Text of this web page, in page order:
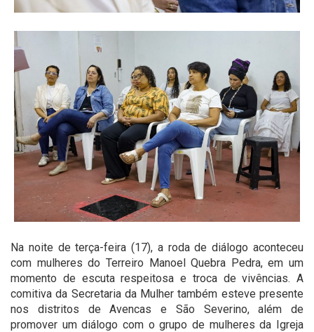
Na noite de terça-feira (17), a roda de diálogo aconteceu
com mulheres do Terreiro Manoel Quebra Pedra, em um
momento de escuta respeitosa e troca de vivências. A
comitiva da Secretaria da Mulher também esteve presente
nos distritos de Avencas e São Severino, além de
promover um diálogo com o grupo de mulheres da Igreja